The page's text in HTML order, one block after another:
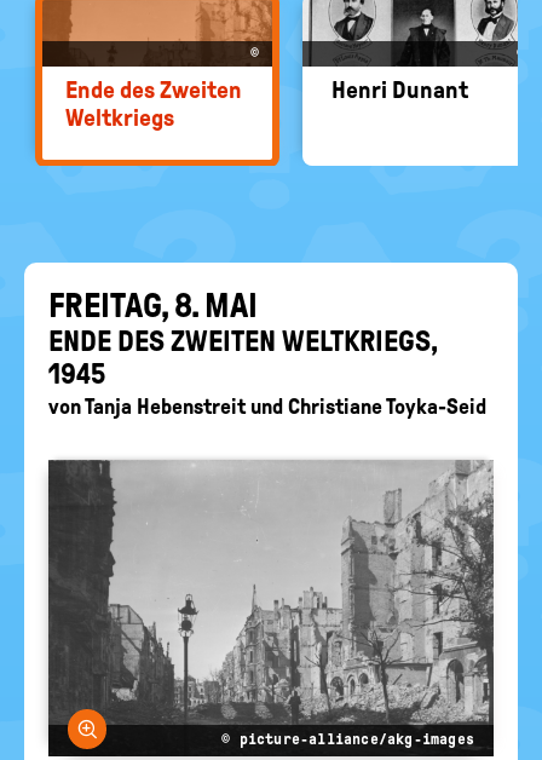
politische
Bildung
EIN-
/
©
Henri Dun­ant
©
Ende des Zwei­ten
Welt­kriegs
FREI­TAG, 8. MAI
ENDE DES ZWEI­TEN WELT­KRIEGS,
1945
vonTanja Hebenstreitund Christiane Toyka-Seid
Bild vergrößern
© picture-alliance/akg-images